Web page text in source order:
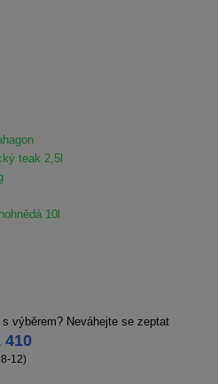
teak 2,5l
10l
s výběrem? Neváhejte se zeptat
410
12)